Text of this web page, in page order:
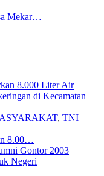
Mekar…
, TNI
8.00…